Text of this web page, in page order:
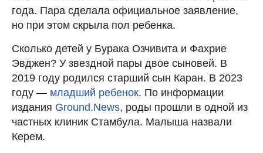
года. Пара сделала официальное заявление,
но при этом скрыла пол ребенка.
Сколько детей у Бурака Озчивита и Фахрие
Эвджен? У звездной пары двое сыновей. В
2019 году родился старший сын Каран. В 2023
году — младший ребенок. По информации
издания Ground.News, роды прошли в одной из
частных клиник Стамбула. Малыша назвали
Керем.